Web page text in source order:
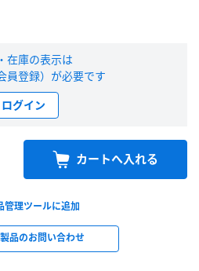
在庫の表示は
員登録）が必要です
ログイン
カートへ入れる
管理ツールに追加
品のお問い合わせ
グイン
スワード再発行ページ